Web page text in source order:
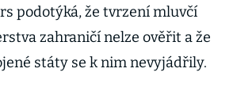
podotýká, že tvrzení mluvčí
zahraničí nelze ověřit a že
státy se k nim nevyjádřily.